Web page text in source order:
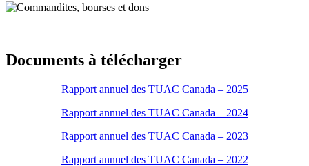
Documents à télécharger
Rapport annuel des TUAC Canada – 2025
Rapport annuel des TUAC Canada – 2024
Rapport annuel des TUAC Canada – 2023
Rapport annuel des TUAC Canada – 2022